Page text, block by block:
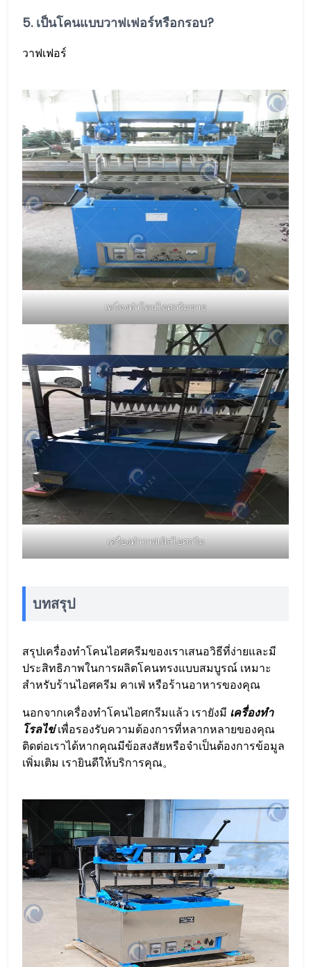
5. เป็นโคนแบบวาฟเฟอร์หรือกรอบ?
วาฟเฟอร์
เครื่องทำโคนไอศกรีมขาย
เครื่องทำวาฟเฟิลไอศกรีม
บทสรุป
สรุปเครื่องทำโคนไอศครีมของเราเสนอวิธีที่ง่ายและมี
ประสิทธิภาพในการผลิตโคนทรงแบบสมบูรณ์ เหมาะ
สำหรับร้านไอศครีม คาเฟ่ หรือร้านอาหารของคุณ
นอกจากเครื่องทำโคนไอศกรีมแล้ว เรายังมี เครื่องทำ
โรลไข่เพื่อรองรับความต้องการที่หลากหลายของคุณ
ติดต่อเราได้หากคุณมีข้อสงสัยหรือจำเป็นต้องการข้อมูล
เพิ่มเติม เรายินดีให้บริการคุณ。